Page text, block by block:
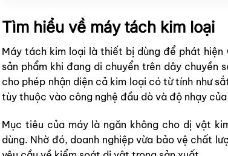
Tìm hiểu về máy tách kim loại
Máy tách kim loại là thiết bị dùng để phát
sản phẩm khi đang di chuyển trên dây chuyền
cho phép nhận diện cả kim loại có từ tính như
tùy thuộc vào công nghệ đầu dò và độ nhạy
Mục tiêu của máy là ngăn không cho dị vật
dùng. Nhờ đó, doanh nghiệp vừa bảo vệ chất